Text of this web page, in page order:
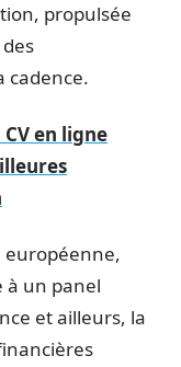
propulsée
cadence.
en ligne
européenne,
à un panel
et ailleurs, la